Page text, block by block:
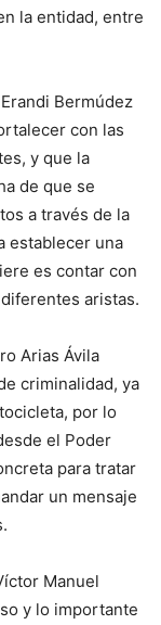
la entidad, entre
Bermúdez
con las
y que la
de que se
a través de la
establecer una
es contar con
aristas.
Arias Ávila
criminalidad, ya
por lo
el Poder
para tratar
un mensaje
Manuel
y lo importante